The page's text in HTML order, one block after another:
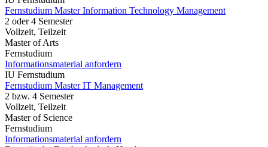
Fernstudium Master Information Technology Management
2 oder 4 Semester
Vollzeit, Teilzeit
Master of Arts
Fernstudium
Informationsmaterial anfordern
IU Fernstudium
Fernstudium Master IT Management
2 bzw. 4 Semester
Vollzeit, Teilzeit
Master of Science
Fernstudium
Informationsmaterial anfordern